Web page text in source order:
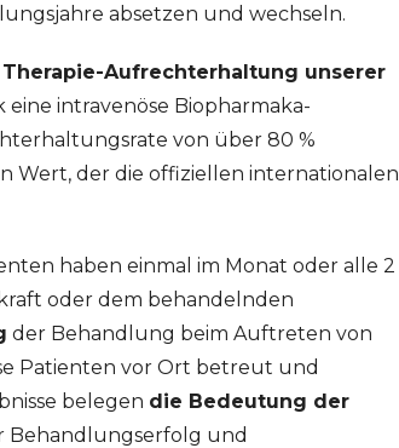
absetzen und wechseln.
Aufrechterhaltung unserer
intravenöse Biopharmaka-
von über 80 %
Wert, der die offiziellen internationalen
haben einmal im Monat oder alle 2
oder dem behandelnden
der Behandlung beim Auftreten von
Patienten vor Ort betreut und
belegen die Bedeutung der
Behandlungserfolg und